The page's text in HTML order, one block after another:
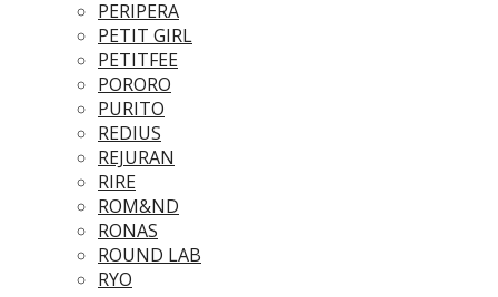
PERIPERA
PETIT GIRL
PETITFEE
PORORO
PURITO
REDIUS
REJURAN
RIRE
ROM&ND
RONAS
ROUND LAB
RYO